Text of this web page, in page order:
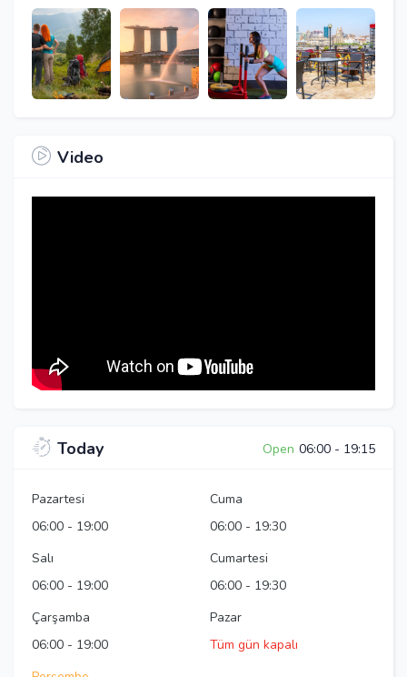
Video
Today Open 06:00 - 19:15
Pazartesi
06:00 - 19:00
Salı
06:00 - 19:00
Çarşamba
06:00 - 19:00
Cuma
06:00 - 19:30
Cumartesi
06:00 - 19:30
Pazar
Tüm gün kapalı